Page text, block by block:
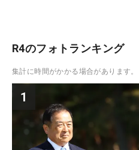
R4のフォトランキング
集計に時間がかかる場合があります。
1